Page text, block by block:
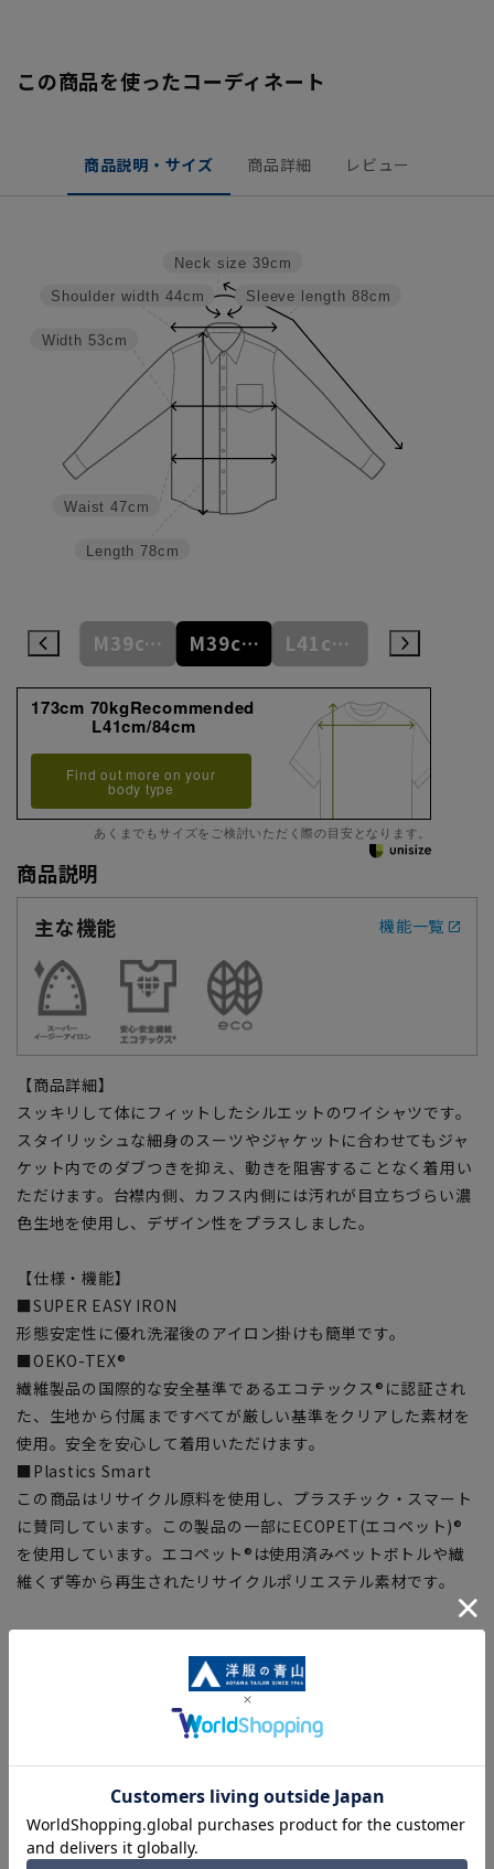
この商品を使ったコーディネート
商品説明・サイズ 商品詳細 レビュー
Sleeve length 88cm
Neck size 39cm
Length 78cm
Waist 47cm
Width 53cm
Shoulder width 44cm
M39cm/86cm M39cm/88cm L41cm/82cm
173cm 70kgRecommended
L41cm/84cm
Find out more on your
body type
あくまでもサイズをご検討いただく際の目安となります。
商品説明
主な機能
機能一覧
【商品詳細】
スッキリして体にフィットしたシルエットのワイシャツです。
スタイリッシュな細身のスーツやジャケットに合わせてもジャ
ケット内でのダブつきを抑え、動きを阻害することなく着用い
ただけます。台襟内側、カフス内側には汚れが目立ちづらい濃
色生地を使用し、デザイン性をプラスしました。
【仕様・機能】
■SUPER EASY IRON
形態安定性に優れ洗濯後のアイロン掛けも簡単です。
■OEKO-TEX®
繊維製品の国際的な安全基準であるエコテックス®に認証され
た、生地から付属まですべてが厳しい基準をクリアした素材を
使用。安全を安心して着用いただけます。
■Plastics Smart
この商品はリサイクル原料を使用し、プラスチック・スマート
に賛同しています。この製品の一部にECOPET(エコペット)®
を使用しています。エコペット®は使用済みペットボトルや繊
維くず等から再生されたリサイクルポリエステル素材です。
【シルエット】《細め(スリム)》 (当社比)
【商品に関するご注意】
■ゆとり感には個人差があります。サイズ表を確認の上、ご購
入の目安としてご利用ください。
■ブラウザやお使いのモニター環境、室内外等の撮影時の環境
下での光加減により、実際の商品と掲載画像の色味が異なる場
合がございます。
■平置き・メジャーでの採寸の為、素材や仕様等により実際の